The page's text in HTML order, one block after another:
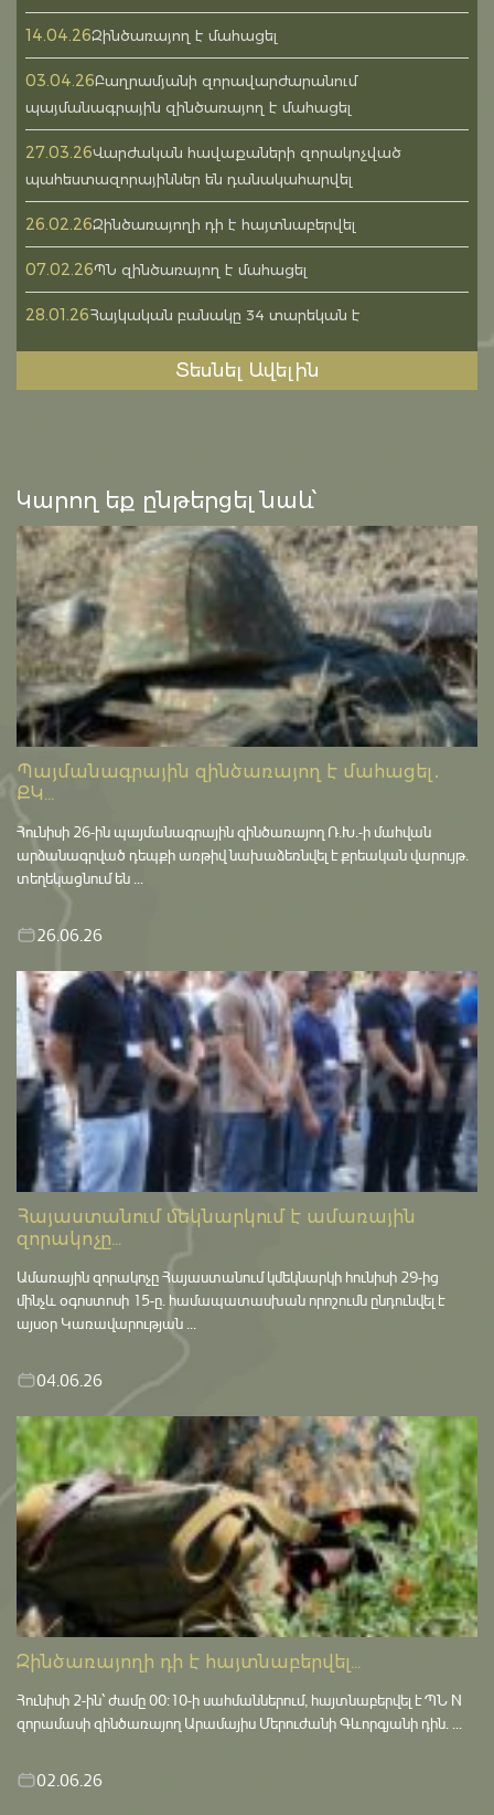
14.04.26Զինծառայող է մահացել
03.04.26Բաղրամյանի զորավարժարանում
պայմանագրային զինծառայող է մահացել
27.03.26Վարժական հավաքաների զորակոչված
պահեստազորայիններ են դանակահարվել
26.02.26Զինծառայողի դի է հայտնաբերվել
07.02.26ՊՆ զինծառայող է մահացել
28.01.26Հայկական բանակը 34 տարեկան է
Տեսնել Ավելին
Կարող եք ընթերցել նաև՝
Պայմանագրային զինծառայող է մահացել․
ՔԿ...
Հունիսի 26-ին պայմանագրային զինծառայող Ռ.Խ.-ի մահվան
արձանագրված դեպքի առթիվ նախաձեռնվել է քրեական վարույթ․
տեղեկացնում են ...
26.06.26
Հայաստանում մեկնարկում է ամառային
զորակոչը...
Ամառային զորակոչը Հայաստանում կմեկնարկի հունիսի 29-ից
մինչև օգոստոսի 15-ը․ համապատասխան որոշումն ընդունվել է
այսօր Կառավարության ...
04.06.26
Զինծառայողի դի է հայտնաբերվել...
Հունիսի 2-ին՝ ժամը 00:10-ի սահմաններում, հայտնաբերվել է ՊՆ N
զորամասի զինծառայող Արամայիս Մերուժանի Գևորգյանի դին. ...
02.06.26